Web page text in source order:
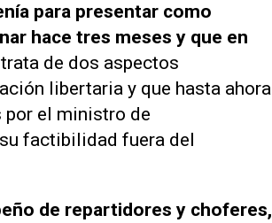
para presentar como
hace tres meses y que en
de dos aspectos
libertaria y que hasta ahora
el ministro de
factibilidad fuera del
de repartidores y choferes,